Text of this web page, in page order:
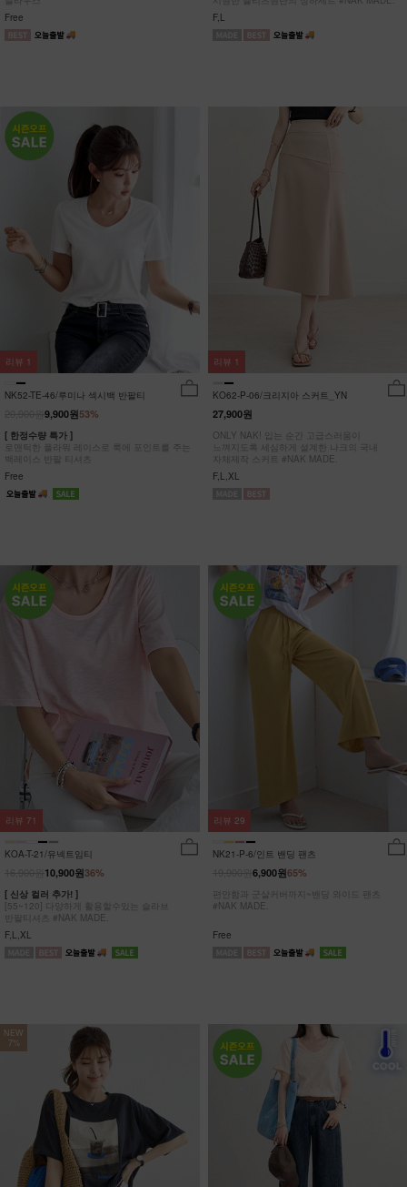
Free
F,L
NK52-TE-46/루미나 섹시백 반팔티
53%
9,900원
[ 한정수량 특가 ]
로맨틱한 플라워 레이스로 룩에 포인트를 주는
백레이스 반팔 티셔츠
Free
리뷰 1
KO62-P-06/크리지아 스커트_YN
27,900원
ONLY NAK! 입는 순간 고급스러움이
느껴지도록 세심하게 설계한 나크의 국내
자체제작 스커트 #NAK MADE.
F,L,XL
리뷰 1
KOA-T-21/유넥트임티
36%
10,900원
[ 신상 컬러 추가! ]
[55~120] 다양하게 활용할수있는 슬라브
반팔티셔츠 #NAK MADE.
F,L,XL
리뷰 71
NK21-P-6/인트 밴딩 팬츠
65%
6,900원
편안함과 군살커버까지~밴딩 와이드 팬츠
#NAK MADE.
Free
리뷰 29
NEW
7%